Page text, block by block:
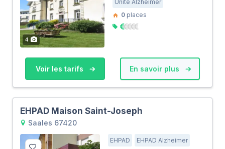
4
Unité Alzheimer
0 places
Voir les tarifs En savoir plus
EHPAD Maison Saint-Joseph
Saales 67420
EHPAD
EHPAD Alzheimer